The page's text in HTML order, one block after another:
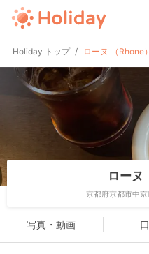
Holiday トップ ローヌ （Rhone）
ローヌ
京都府京都市中
写真・動画